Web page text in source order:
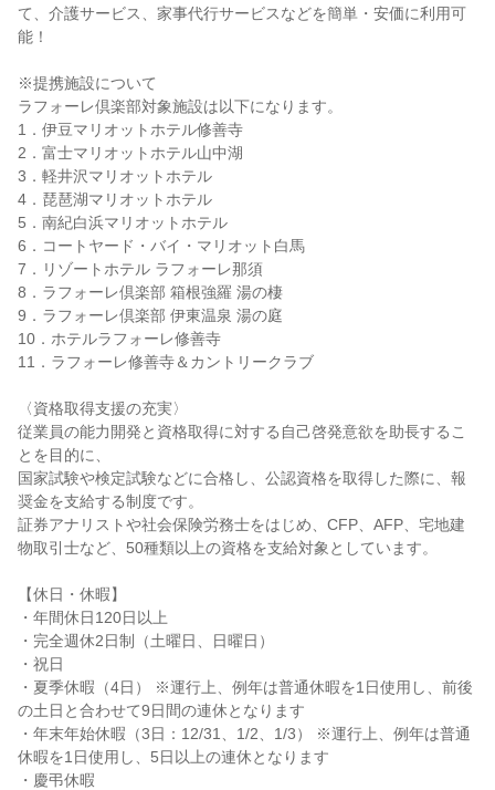
て、介護サービス、家事代行サービスなどを簡単・安価に利用可
能！
※提携施設について
ラフォーレ倶楽部対象施設は以下になります。
1．伊豆マリオットホテル修善寺
2．富士マリオットホテル山中湖
3．軽井沢マリオットホテル
4．琵琶湖マリオットホテル
5．南紀白浜マリオットホテル
6．コートヤード・バイ・マリオット白馬
7．リゾートホテル ラフォーレ那須
8．ラフォーレ倶楽部 箱根強羅 湯の棲
9．ラフォーレ倶楽部 伊東温泉 湯の庭
10．ホテルラフォーレ修善寺
11．ラフォーレ修善寺＆カントリークラブ
〈資格取得支援の充実〉
従業員の能力開発と資格取得に対する自己啓発意欲を助長するこ
とを目的に、
国家試験や検定試験などに合格し、公認資格を取得した際に、報
奨金を支給する制度です。
証券アナリストや社会保険労務士をはじめ、CFP、AFP、宅地建
物取引士など、50種類以上の資格を支給対象としています。
【休日・休暇】
・年間休日120日以上
・完全週休2日制（土曜日、日曜日）
・祝日
・夏季休暇（4日） ※運行上、例年は普通休暇を1日使用し、前後
の土日と合わせて9日間の連休となります
・年末年始休暇（3日：12/31、1/2、1/3） ※運行上、例年は普通
休暇を1日使用し、5日以上の連休となります
・慶弔休暇